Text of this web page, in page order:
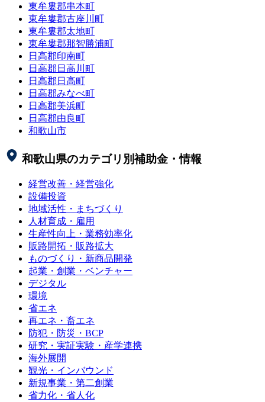
東牟婁郡串本町
東牟婁郡古座川町
東牟婁郡太地町
東牟婁郡那智勝浦町
日高郡印南町
日高郡日高川町
日高郡日高町
日高郡みなべ町
日高郡美浜町
日高郡由良町
和歌山市
和歌山県のカテゴリ別補助金・情報
経営改善・経営強化
設備投資
地域活性・まちづくり
人材育成・雇用
生産性向上・業務効率化
販路開拓・販路拡大
ものづくり・新商品開発
起業・創業・ベンチャー
デジタル
環境
省エネ
再エネ・畜エネ
防犯・防災・BCP
研究・実証実験・産学連携
海外展開
観光・インバウンド
新規事業・第二創業
省力化・省人化